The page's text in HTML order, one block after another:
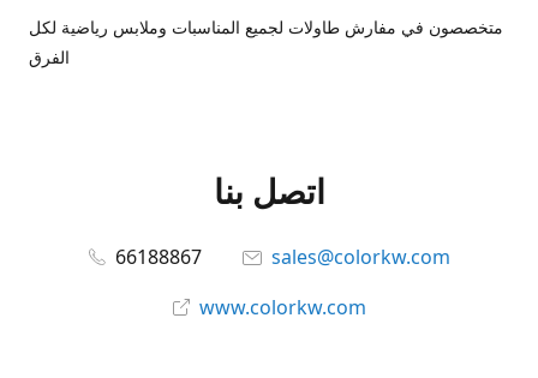
متخصصون في مفارش طاولات لجميع المناسبات وملابس رياضية لكل
الفرق
اتصل بنا
66188867
sales@colorkw.com
www.colorkw.com